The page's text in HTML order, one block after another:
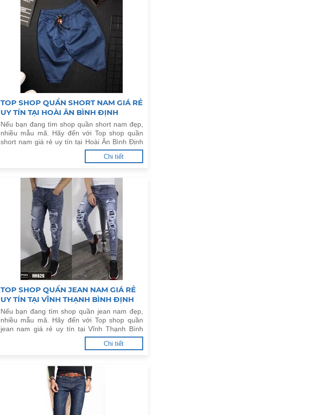
TOP SHOP QUẦN SHORT NAM GIÁ RẺ
UY TÍN TẠI HOÀI ÂN BÌNH ĐỊNH
Nếu bạn đang tìm shop quần short nam đẹp,
nhiều mẫu mã. Hãy đến với Top shop quần
short nam giá rẻ uy tín tại Hoài Ân Bình Định
Chi tiết
TOP SHOP QUẦN JEAN NAM GIÁ RẺ
UY TÍN TẠI VĨNH THẠNH BÌNH ĐỊNH
Nếu bạn đang tìm shop quần jean nam đẹp,
nhiều mẫu mã. Hãy đến với Top shop quần
jean nam giá rẻ uy tín tại Vĩnh Thạnh Bình
Chi tiết